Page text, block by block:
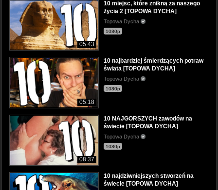
05:43
10 miejsc, które znikną za naszego
życia 2 [TOPOWA DYCHA]
Topowa Dycha
1080p
05:18
10 najbardziej śmierdzących potraw
świata [TOPOWA DYCHA]
Topowa Dycha
1080p
08:37
10 NAJGORSZYCH zawodów na
świecie [TOPOWA DYCHA]
Topowa Dycha
1080p
10 najdziwniejszych stworzeń na
świecie [TOPOWA DYCHA]